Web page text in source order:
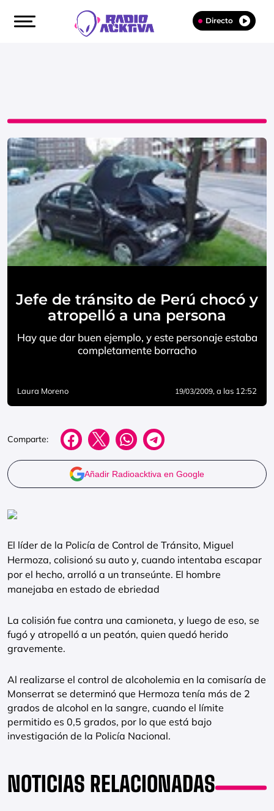
Directo
Jefe de tránsito de Perú chocó y
atropelló a una persona
Hay que dar buen ejemplo, y este personaje estaba
completamente borracho
Laura Moreno 19/03/2009, a las 12:52
Comparte:
Añadir Radioacktiva en Google
El líder de la Policía de Control de Tránsito, Miguel
Hermoza, colisionó su auto y, cuando intentaba escapar
por el hecho, arrolló a un transeúnte. El hombre
manejaba en estado de ebriedad
La colisión fue contra una camioneta, y luego de eso, se
fugó y atropelló a un peatón, quien quedó herido
gravemente.
Al realizarse el control de alcoholemia en la comisaría de
Monserrat se determinó que Hermoza tenía más de 2
grados de alcohol en la sangre, cuando el límite
permitido es 0,5 grados, por lo que está bajo
investigación de la Policía Nacional.
NOTICIAS RELACIONADAS